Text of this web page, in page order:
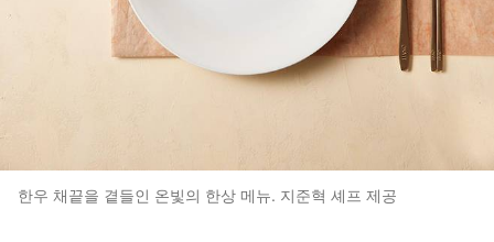
한우 채끝을 곁들인 온빛의 한상 메뉴. 지준혁 셰프 제공